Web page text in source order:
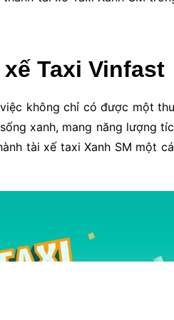
Taxi Vinfast
không chỉ có được một
xanh, mang năng lượng
tài xế taxi Xanh SM một